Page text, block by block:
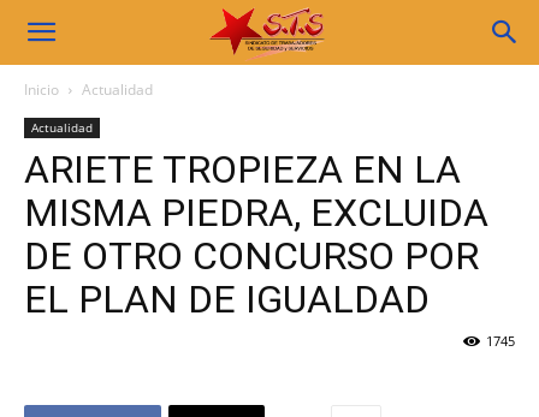
Sindicato
STS
Inicio Actualidad
Actualidad
ARIETE TROPIEZA EN LA
MISMA PIEDRA, EXCLUIDA
DE OTRO CONCURSO POR
EL PLAN DE IGUALDAD
1745